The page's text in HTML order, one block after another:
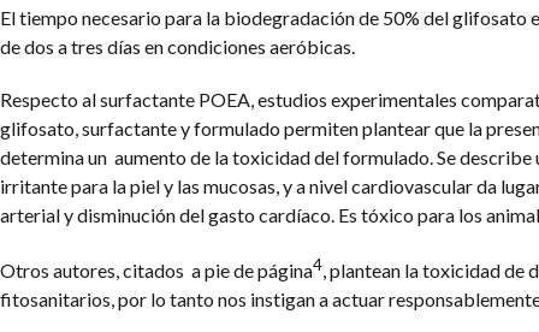
El tiempo necesario para la biodegradación de 50% del glifosato
de dos a tres días en condiciones aeróbicas.
Respecto al surfactante POEA, estudios experimentales
glifosato, surfactante y formulado permiten plantear que la
determina un aumento de la toxicidad del formulado. Se describe
irritante para la piel y las mucosas, y a nivel cardiovascular da
arterial y disminución del gasto cardíaco. Es tóxico para los
Otros autores, citados a pie de página4, plantean la toxicidad de
fitosanitarios, por lo tanto nos instigan a actuar